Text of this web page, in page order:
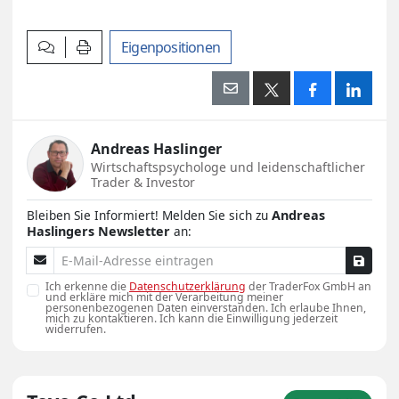
Kommentar verfassen
Artikel drucken
Eigenpositionen
Andreas Haslinger
Wirtschaftspsychologe und leidenschaftlicher
Trader & Investor
Bleiben Sie Informiert! Melden Sie sich zu Andreas
Haslingers Newsletter an:
E-Mail-Adresse
Ich erkenne die Datenschutzerklärung der TraderFox GmbH an
und erkläre mich mit der Verarbeitung meiner
personenbezogenen Daten einverstanden. Ich erlaube Ihnen,
mich zu kontaktieren. Ich kann die Einwilligung jederzeit
widerrufen.